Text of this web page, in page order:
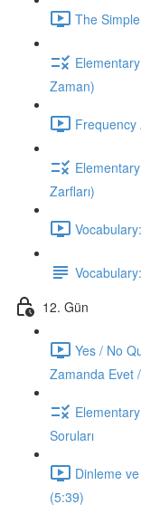
The
Zaman)
Frequency
Zarfları)
12. Gün
Yes / No
Zamanda Evet
Soruları
Dinleme
(5:39)